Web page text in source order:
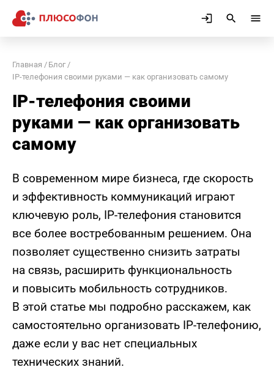
Главная
Блог
IP-телефония своими руками — как организовать самому
IP-телефония своими
руками — как организовать
самому
В современном мире бизнеса, где скорость
и эффективность коммуникаций играют
ключевую роль, IP-телефония становится
все более востребованным решением. Она
позволяет существенно снизить затраты
на связь, расширить функциональность
и повысить мобильность сотрудников.
В этой статье мы подробно расскажем, как
самостоятельно организовать IP-телефонию,
даже если у вас нет специальных
технических знаний.